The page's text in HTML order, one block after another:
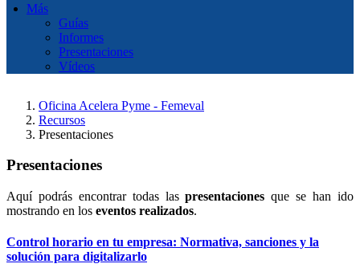
Más
Guías
Informes
Presentaciones
Vídeos
Oficina Acelera Pyme - Femeval
Recursos
Presentaciones
Presentaciones
Aquí podrás encontrar todas laspresentaciones que se han ido
mostrando en los eventos realizados.
Control horario en tu empresa: Normativa, sanciones y la
solución para digitalizarlo